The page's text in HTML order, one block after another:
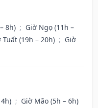
8h) ; Giờ Ngọ (11h –
Tuất (19h – 20h) ; Giờ
; Giờ Mão (5h – 6h)